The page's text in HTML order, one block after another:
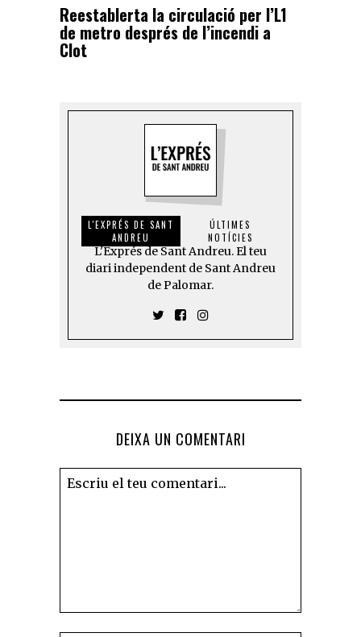
Reestablerta la circulació per l’L1
de metro després de l’incendi a
Clot
L'EXPRÉS DE SANT
ANDREU
ÚLTIMES
NOTÍCIES
L'Exprés de Sant Andreu. El teu
diari independent de Sant Andreu
de Palomar.
DEIXA UN COMENTARI